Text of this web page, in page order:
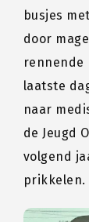
busjes
door
rennende
laatste
naar
de Jeugd
volgend
prikkelen.